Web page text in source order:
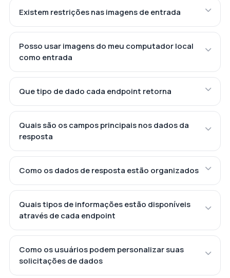
Existem restrições nas imagens de entrada
Posso usar imagens do meu computador local
como entrada
Que tipo de dado cada endpoint retorna
Quais são os campos principais nos dados da
resposta
Como os dados de resposta estão organizados
Quais tipos de informações estão disponíveis
através de cada endpoint
Como os usuários podem personalizar suas
solicitações de dados